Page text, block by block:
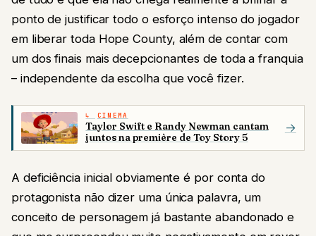
ponto de justificar todo o esforço intenso do jogador
em liberar toda Hope County, além de contar com
um dos finais mais decepcionantes de toda a franquia
– independente da escolha que você fizer.
CINEMA
Taylor Swift e Randy Newman cantam
juntos na première de Toy Story 5
→
A deficiência inicial obviamente é por conta do
protagonista não dizer uma única palavra, um
conceito de personagem já bastante abandonado e